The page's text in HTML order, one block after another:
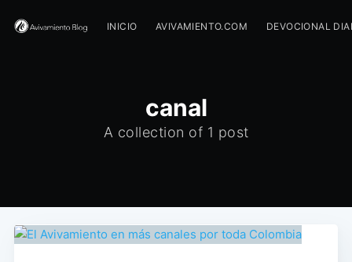
INICIO AVIVAMIENTO.COM DEVOCIONAL
canal
A collection of 1 post